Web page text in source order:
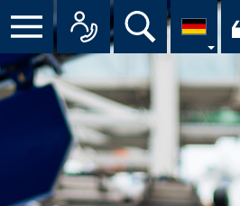
Menü Alle Suche